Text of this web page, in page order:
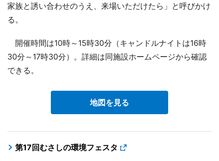
家族と誘い合わせのうえ、来場いただけたら」と呼びかけ
る。
開催時間は10時～15時30分（キャンドルナイトは16時
30分～17時30分）。詳細は同施設ホームページから確認
できる。
地図を見る
第17回むさしの環境フェスタ